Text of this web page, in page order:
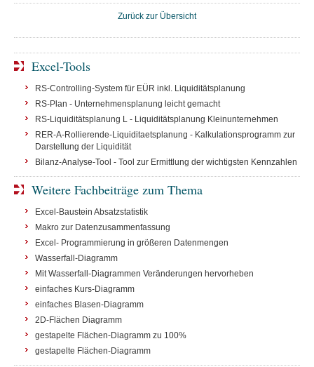
Zurück zur Übersicht
Excel-Tools
RS-Controlling-System für EÜR inkl. Liquiditätsplanung
RS-Plan - Unternehmensplanung leicht gemacht
RS-Liquiditätsplanung L - Liquiditätsplanung Kleinunternehmen
RER-A-Rollierende-Liquiditaetsplanung - Kalkulationsprogramm zur
Darstellung der Liquidität
Bilanz-Analyse-Tool - Tool zur Ermittlung der wichtigsten Kennzahlen
Weitere Fachbeiträge zum Thema
Excel-Baustein Absatzstatistik
Makro zur Datenzusammenfassung
Excel- Programmierung in größeren Datenmengen
Wasserfall-Diagramm
Mit Wasserfall-Diagrammen Veränderungen hervorheben
einfaches Kurs-Diagramm
einfaches Blasen-Diagramm
2D-Flächen Diagramm
gestapelte Flächen-Diagramm zu 100%
gestapelte Flächen-Diagramm